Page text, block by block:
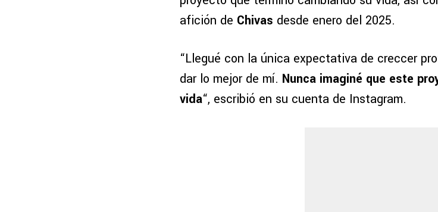
afición de Chivas desde enero del 2025.
“Llegué con la única expectativa de creccer
dar lo mejor de mí. Nunca imaginé que este
vida“, escribió en su cuenta de Instagram.